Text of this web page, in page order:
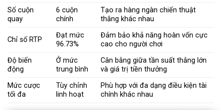
Số cuộn
quay
6 cuộn
chính
Tạo ra hàng ngàn chiến thuật
thắng khác nhau
Chỉ số RTP
Đạt mức
96.73%
Đảm bảo khả năng hoàn vốn cực
cao cho người chơi
Độ biến
động
Ở mức
trung bình
Cân bằng giữa tần suất thắng lớn
và giá trị tiền thưởng
Mức cược
tối đa
Tùy chỉnh
linh hoạt
Phù hợp với đa dạng điều kiện tài
chính khác nhau